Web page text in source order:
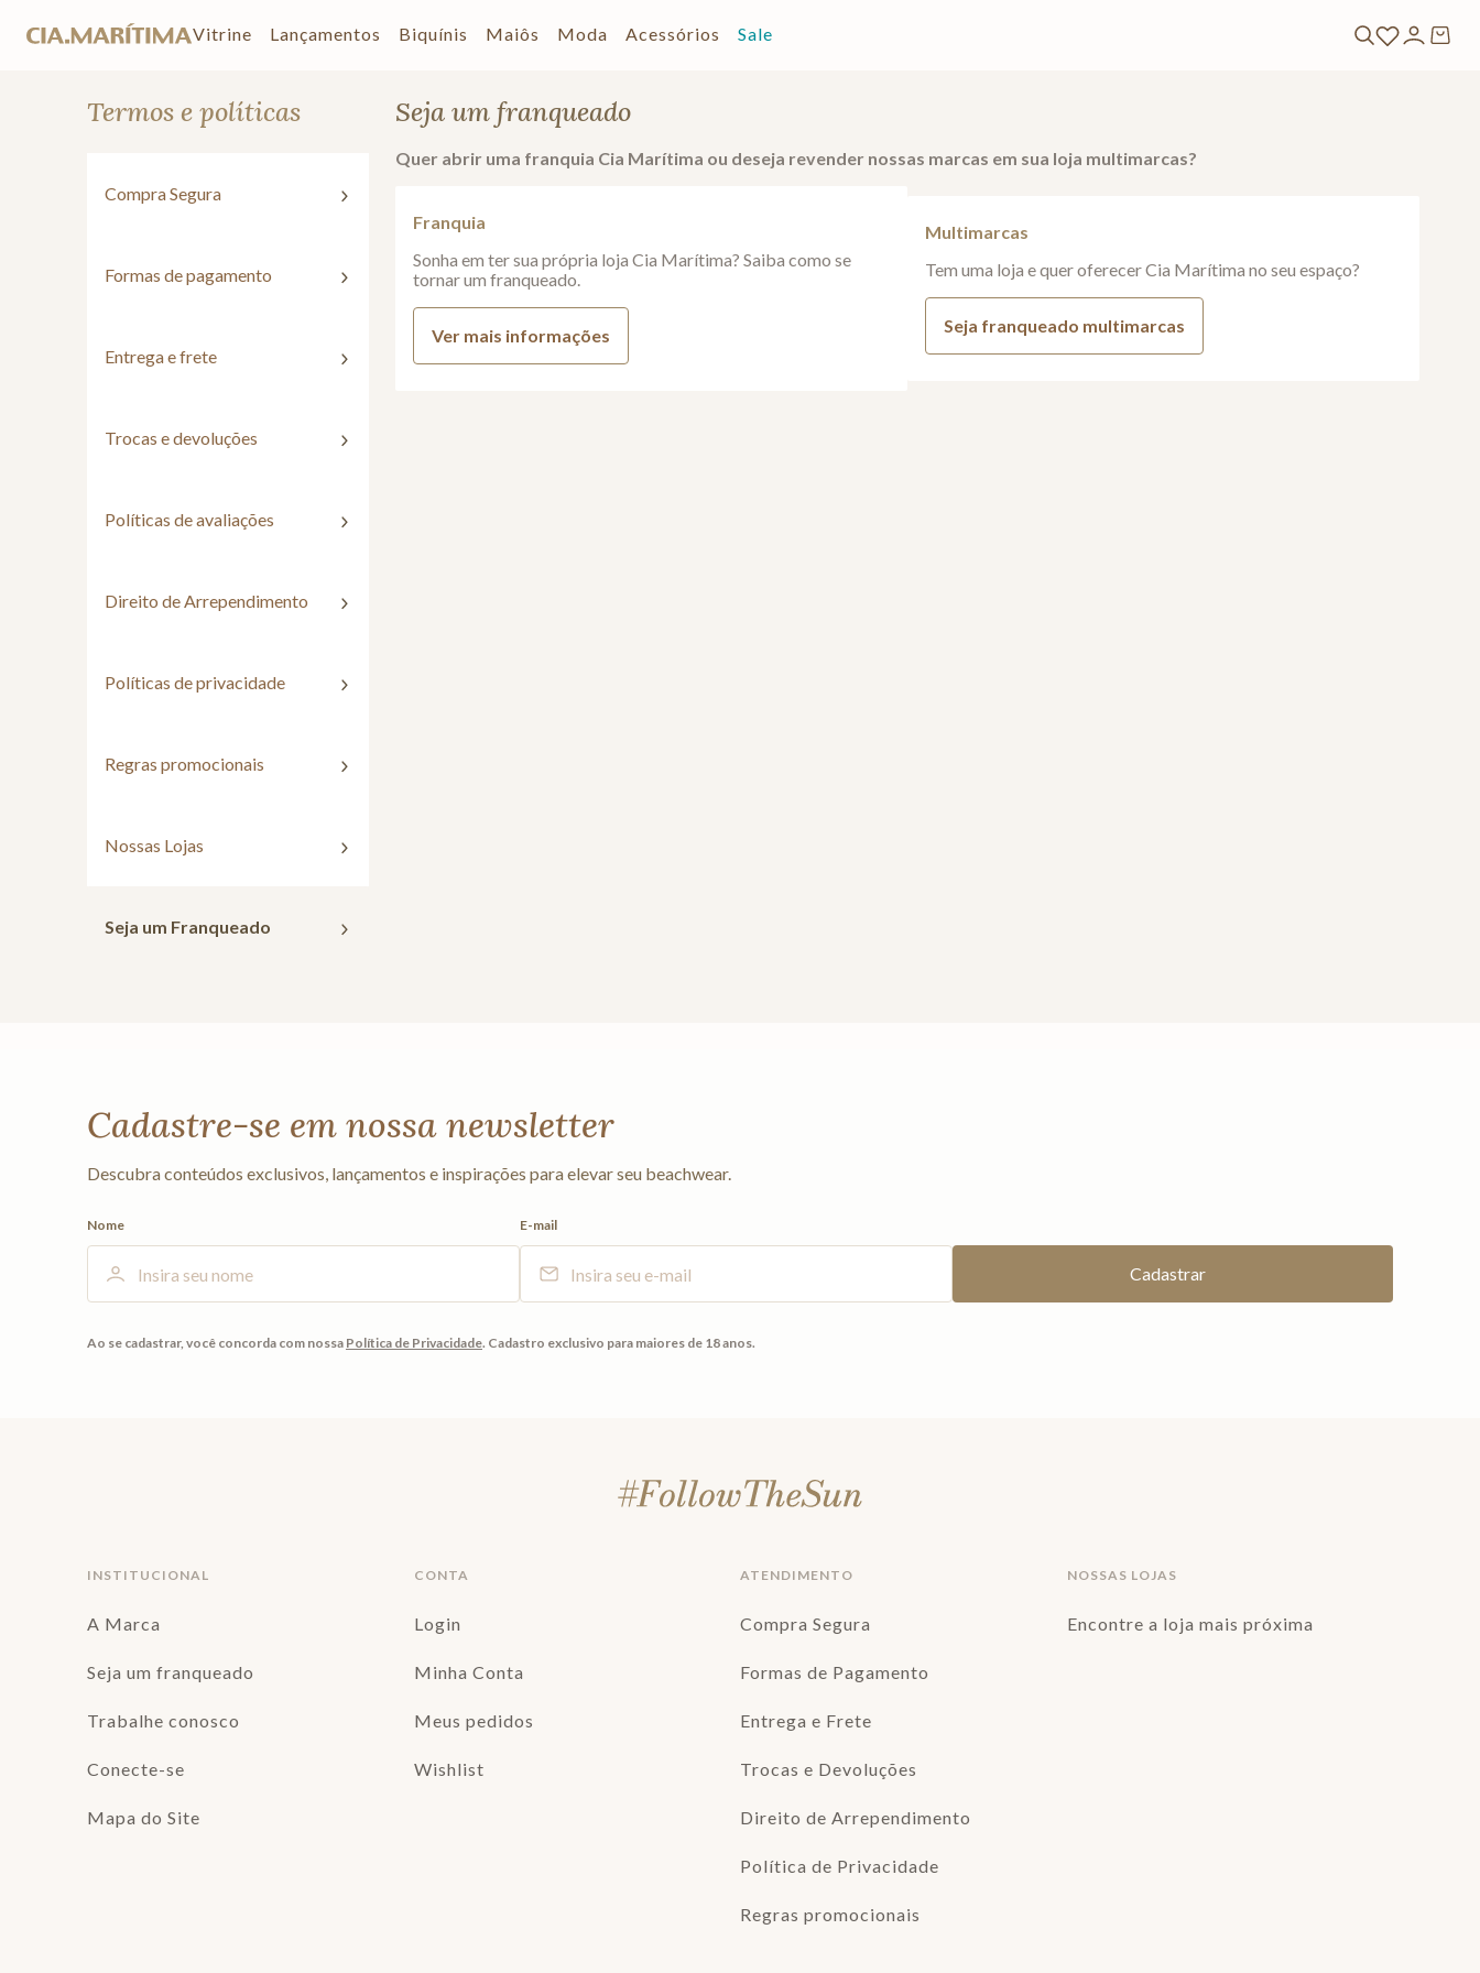
Vitrine Lançamentos Biquínis Maiôs Moda Acessórios Sale
Termos e políticas
Compra Segura
Formas de pagamento
Entrega e frete
Trocas e devoluções
Políticas de avaliações
Direito de Arrependimento
Políticas de privacidade
Regras promocionais
Nossas Lojas
Seja um Franqueado
Seja um franqueado
Quer abrir uma franquia Cia Marítima ou deseja revender nossas marcas em sua loja multimarcas?
Franquia
Sonha em ter sua própria loja Cia Marítima? Saiba como se
tornar um franqueado.
Ver mais informações
Multimarcas
Tem uma loja e quer oferecer Cia Marítima no seu espaço?
Seja franqueado multimarcas
Cadastre-se em nossa newsletter
Descubra conteúdos exclusivos, lançamentos e inspirações para elevar seu beachwear.
Nome E-mail
Ao se cadastrar, você concorda com nossa Política de Privacidade. Cadastro exclusivo para maiores de 18 anos.
INSTITUCIONAL
A Marca
Seja um franqueado
Trabalhe conosco
Conecte-se
Mapa do Site
CONTA
Login
Minha Conta
Meus pedidos
Wishlist
ATENDIMENTO
Compra Segura
Formas de Pagamento
Entrega e Frete
Trocas e Devoluções
Direito de Arrependimento
Política de Privacidade
Regras promocionais
NOSSAS LOJAS
Encontre a loja mais próxima